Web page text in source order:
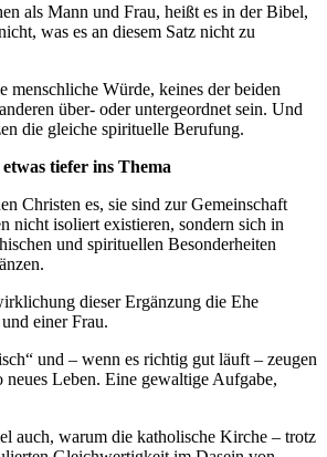
als Mann und Frau, heißt es in der Bibel,
was es an diesem Satz nicht zu
menschliche Würde, keines der beiden
über- oder untergeordnet sein. Und
die gleiche spirituelle Berufung.
tiefer ins Thema
Christen es, sie sind zur Gemeinschaft
nicht isoliert existieren, sondern sich in
und spirituellen Besonderheiten
dieser Ergänzung die Ehe
einer Frau.
und – wenn es richtig gut läuft – zeugen
Leben. Eine gewaltige Aufgabe,
auch, warum die katholische Kirche – trotz